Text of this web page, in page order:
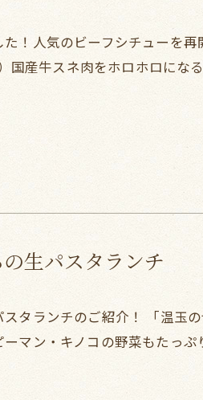
！人気のビーフシチューを
国産牛スネ肉をホロホロにな
生パスタランチ
スタランチのご紹介！ 「温玉
ーマン・キノコの野菜もたっ